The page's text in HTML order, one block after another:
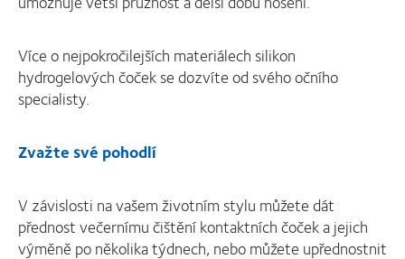
Více o nejpokročilejších materiálech silikon
hydrogelových čoček se dozvíte od svého očního
specialisty.
Zvažte své pohodlí
V závislosti na vašem životním stylu můžete dát
přednost večernímu čištění kontaktních čoček a jejich
výměně po několika týdnech, nebo můžete upřednostnit